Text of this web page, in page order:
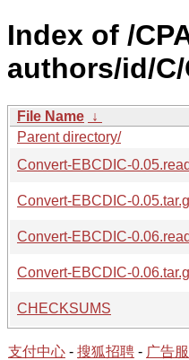
Index of /
authors/id/C/
File Name ↓
Parent directory/
Convert-EBCDIC-
Convert-EBCDIC-
Convert-EBCDIC-
Convert-EBCDIC-
CHECKSUMS
支付中心 - 搜狐招聘 - 广告